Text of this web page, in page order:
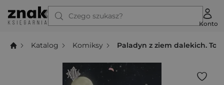
Czego szukasz?
Konto
Katalog Komiksy Paladyn z ziem dalekich.